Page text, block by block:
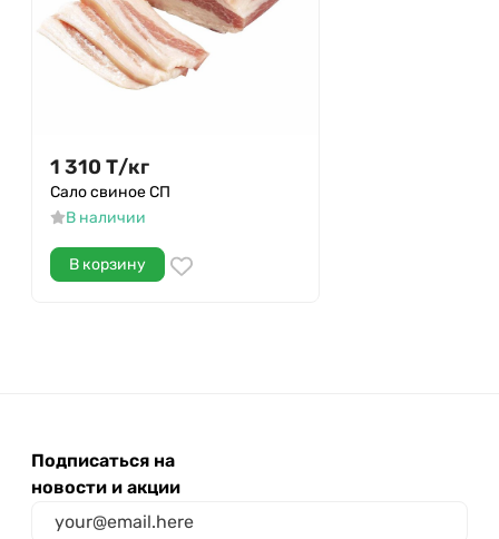
1 310 Т/кг
Сало свиное СП
В наличии
В корзину
Подписаться на
новости и акции